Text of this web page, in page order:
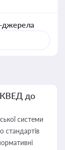
джерела
КВЕД до
системи
стандартів